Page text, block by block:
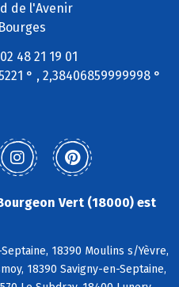
de l'Avenir
48 21 19 01
° , 2,38406859999998 °
Vert (18000) est
18390 Moulins s/Yèvre,
18390 Savigny-en-Septaine,